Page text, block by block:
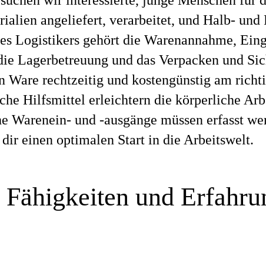
angeliefert, verarbeitet, und Halb- und
Logistikers gehört die Warenannahme,
Lagerbetreuung und das Verpacken und
rechtzeitig und kostengünstig am
Hilfsmittel erleichtern die körperliche
und -ausgänge müssen erfasst
einen optimalen Start in die Arbeitswelt.
und